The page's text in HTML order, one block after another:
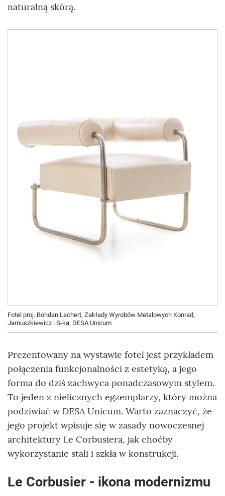
naturalną skórą.
Fotel proj. Bohdan Lachert, Zakłady Wyrobów Metalowych Konrad,
Jarnuszkiewicz i S-ka, DESA Unicum
Prezentowany na wystawie fotel jest przykładem
połączenia funkcjonalności z estetyką, a jego
forma do dziś zachwyca ponadczasowym stylem.
To jeden z nielicznych egzemplarzy, który można
podziwiać w DESA Unicum. Warto zaznaczyć, że
jego projekt wpisuje się w zasady nowoczesnej
architektury Le Corbusiera, jak choćby
wykorzystanie stali i szkła w konstrukcji.
Le Corbusier - ikona modernizmu